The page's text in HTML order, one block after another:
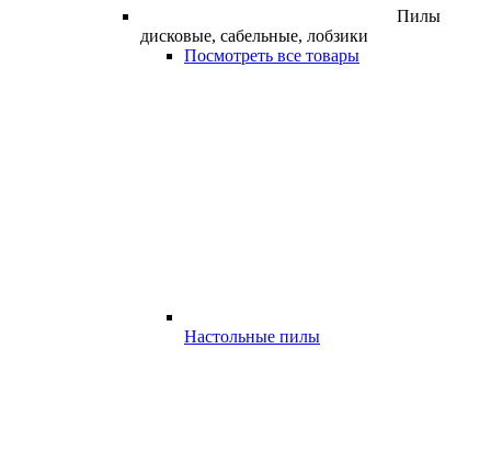
Пилы
дисковые, сабельные, лобзики
Посмотреть все товары
Настольные пилы